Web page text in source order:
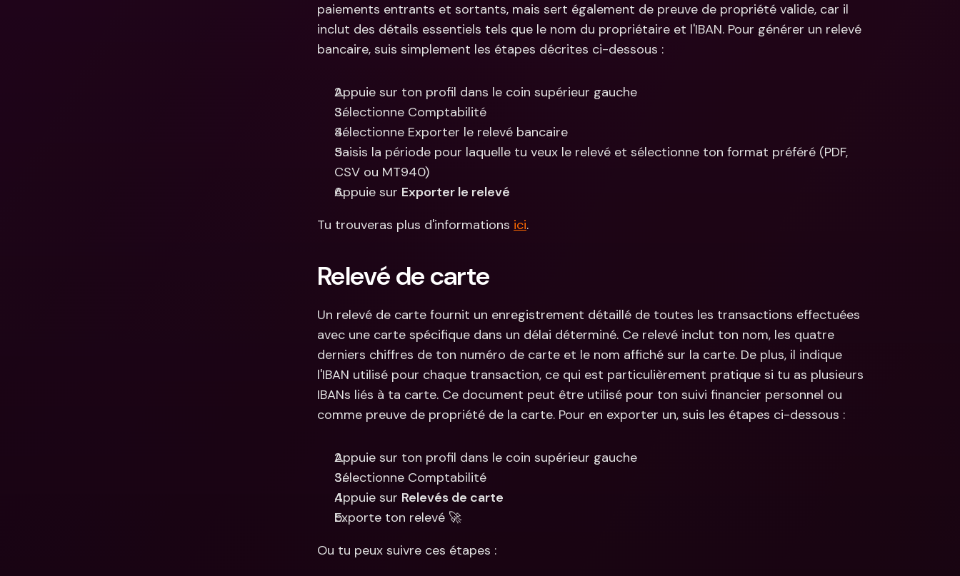
paiements entrants et sortants, mais sert également de preuve de propriété valide, car il
inclut des détails essentiels tels que le nom du propriétaire et l'IBAN. Pour générer un relevé
bancaire, suis simplement les étapes décrites ci-dessous :
Appuie sur ton profil dans le coin supérieur gauche
Sélectionne Comptabilité
Sélectionne Exporter le relevé bancaire
Saisis la période pour laquelle tu veux le relevé et sélectionne ton format préféré (PDF,
CSV ou MT940)
Appuie sur Exporter le relevé
Tu trouveras plus d'informations ici.
Relevé de carte
Un relevé de carte fournit un enregistrement détaillé de toutes les transactions effectuées
avec une carte spécifique dans un délai déterminé. Ce relevé inclut ton nom, les quatre
derniers chiffres de ton numéro de carte et le nom affiché sur la carte. De plus, il indique
l'IBAN utilisé pour chaque transaction, ce qui est particulièrement pratique si tu as plusieurs
IBANs liés à ta carte. Ce document peut être utilisé pour ton suivi financier personnel ou
comme preuve de propriété de la carte. Pour en exporter un, suis les étapes ci-dessous :
Appuie sur ton profil dans le coin supérieur gauche
Sélectionne Comptabilité
Appuie sur Relevés de carte
Exporte ton relevé 🚀
Ou tu peux suivre ces étapes :